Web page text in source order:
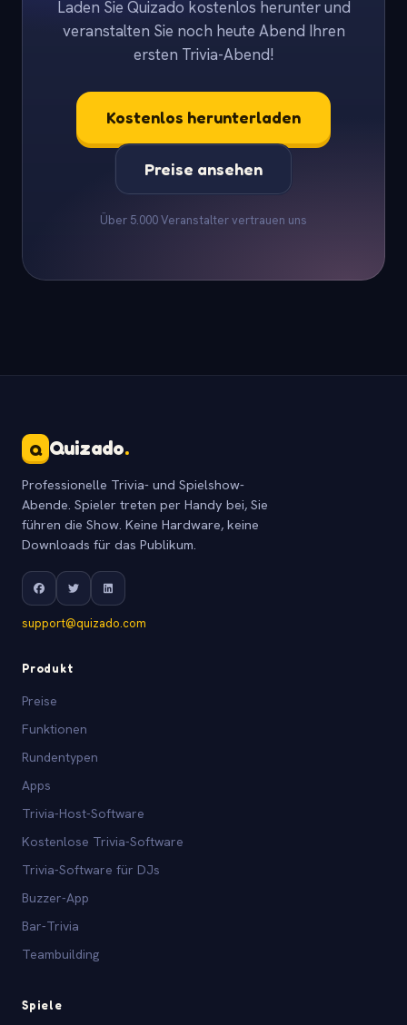
Laden Sie Quizado kostenlos herunter und
veranstalten Sie noch heute Abend Ihren
ersten Trivia-Abend!
Kostenlos herunterladen
Preise ansehen
Über 5.000 Veranstalter vertrauen uns
Q Quizado.
Professionelle Trivia- und Spielshow-
Abende. Spieler treten per Handy bei, Sie
führen die Show. Keine Hardware, keine
Downloads für das Publikum.
support@quizado.com
Produkt
Preise
Funktionen
Rundentypen
Apps
Trivia-Host-Software
Kostenlose Trivia-Software
Trivia-Software für DJs
Buzzer-App
Bar-Trivia
Teambuilding
Spiele